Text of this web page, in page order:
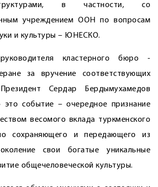
в частности, со
учреждением ООН по вопросам
и культуры – ЮНЕСКО.
руководителя кластерного бюро
за вручение соответствующих
Сердар Бердымухамедов
это событие – очередное признание
весомого вклада туркменского
сохраняющего и передающего из
свои богатые уникальные
общечеловеческой культуры.